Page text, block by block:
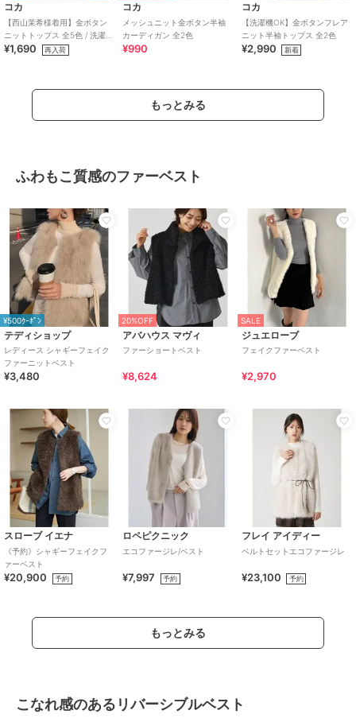
コカ
【西山茉希様着用】金ボタン
ニットトップス 全5色 / 洗濯機
OK
¥1,690 再入荷
コカ
メッシュニット金ボタン半袖
カーディガン 全2色
¥990
コカ
【洗濯機OK】金ボタンフレア
ニット半袖トップス 全2色
¥2,990 新着
もっとみる
ふわもこ質感のファーベスト
¥500ｸｰﾎﾟﾝ
テディショップ
レディース シャギーフェイク
ファーニットベスト
¥3,480
20%OFF
アバハウス マヴィ
ファーショートベスト
¥8,624
SALE
ジュエローブ
フェイクファーベスト
¥2,970
スローブ イエナ
《予約》シャギーフェイクフ
ァーベスト
¥20,900 予約
ロペピクニック
エコファージレ/ベスト
¥7,997 予約
フレイ アイディー
ベルトセットエコファージレ
¥23,100 予約
もっとみる
こなれ感のあるリバーシブルベスト